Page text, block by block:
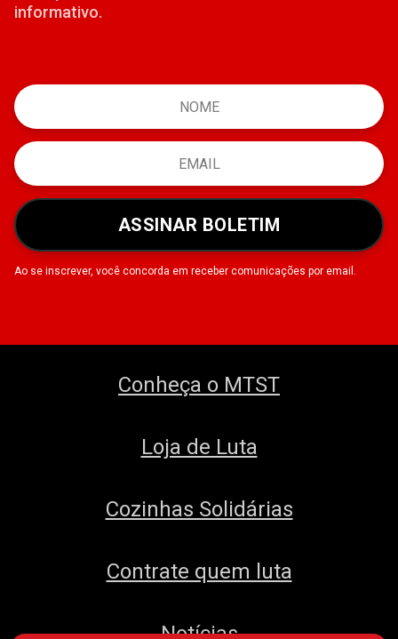
informativo.
ASSINAR BOLETIM
Ao se inscrever, você concorda em receber comunicações por email.
Conheça o MTST
Loja de Luta
Cozinhas Solidárias
Contrate quem luta
Notícias